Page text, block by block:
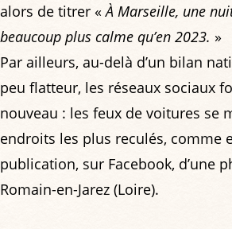
alors de titrer «À Marseille, une
beaucoup plus calme qu’en 2023. »
Par ailleurs, au-delà d’un bilan
peu flatteur, les réseaux sociaux
nouveau : les feux de voitures se
endroits les plus reculés, comme
publication, sur Facebook, d’une
Romain-en-Jarez (Loire).